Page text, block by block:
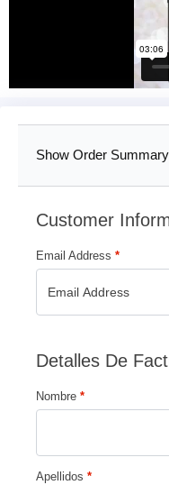
Show Order Summary
Customer
Email Address *
Detalles De
Nombre *
Apellidos *